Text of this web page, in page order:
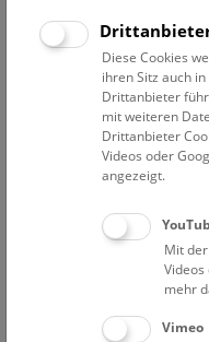
25. September
Bisher keine
in der Regel
Eine
Diese Cookies
ihren Sitz auch
Drittanbieter
mit weiteren
Drittanbieter
Videos oder
angezeigt.
Mit
mehr
Vimeo